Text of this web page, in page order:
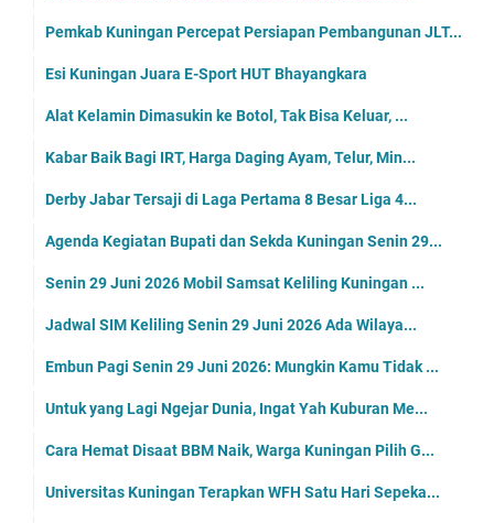
Pemkab Kuningan Percepat Persiapan Pembangunan JLT...
Esi Kuningan Juara E-Sport HUT Bhayangkara
Alat Kelamin Dimasukin ke Botol, Tak Bisa Keluar, ...
Kabar Baik Bagi IRT, Harga Daging Ayam, Telur, Min...
Derby Jabar Tersaji di Laga Pertama 8 Besar Liga 4...
Agenda Kegiatan Bupati dan Sekda Kuningan Senin 29...
Senin 29 Juni 2026 Mobil Samsat Keliling Kuningan ...
Jadwal SIM Keliling Senin 29 Juni 2026 Ada Wilaya...
Embun Pagi Senin 29 Juni 2026: Mungkin Kamu Tidak ...
Untuk yang Lagi Ngejar Dunia, Ingat Yah Kuburan Me...
Cara Hemat Disaat BBM Naik, Warga Kuningan Pilih G...
Universitas Kuningan Terapkan WFH Satu Hari Sepeka...